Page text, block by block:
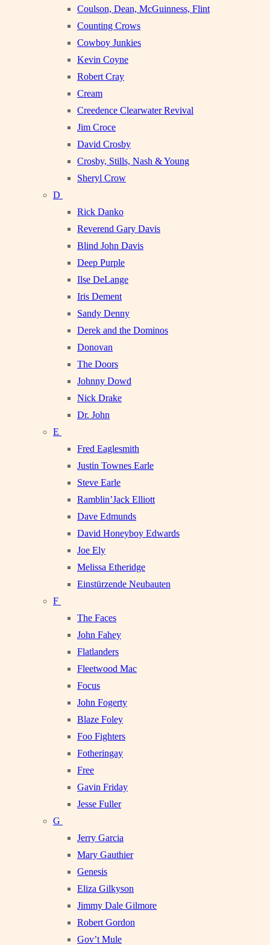
Coulson, Dean, McGuinness, Flint
Counting Crows
Cowboy Junkies
Kevin Coyne
Robert Cray
Cream
Creedence Clearwater Revival
Jim Croce
David Crosby
Crosby, Stills, Nash & Young
Sheryl Crow
D
Rick Danko
Reverend Gary Davis
Blind John Davis
Deep Purple
Ilse DeLange
Iris Dement
Sandy Denny
Derek and the Dominos
Donovan
The Doors
Johnny Dowd
Nick Drake
Dr. John
E
Fred Eaglesmith
Justin Townes Earle
Steve Earle
Ramblin’Jack Elliott
Dave Edmunds
David Honeyboy Edwards
Joe Ely
Melissa Etheridge
Einstürzende Neubauten
F
The Faces
John Fahey
Flatlanders
Fleetwood Mac
Focus
John Fogerty
Blaze Foley
Foo Fighters
Fotheringay
Free
Gavin Friday
Jesse Fuller
G
Jerry Garcia
Mary Gauthier
Genesis
Eliza Gilkyson
Jimmy Dale Gilmore
Robert Gordon
Gov’t Mule